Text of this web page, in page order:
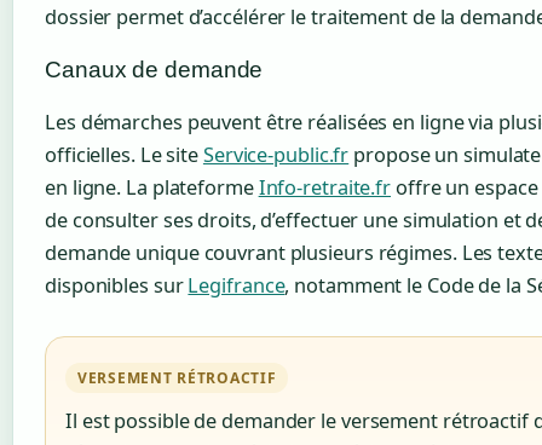
dossier permet d’accélérer le traitement de la
Canaux de demande
Les démarches peuvent être réalisées en ligne via
officielles. Le siteService-public.fr propose un
en ligne. La plateformeInfo-retraite.fr offre un
de consulter ses droits, d’effectuer une simulation et
demande unique couvrant plusieurs régimes. Les
disponibles surLegifrance, notamment le Code de la
VERSEMENT RÉTROACTIF
Il est possible de demander le versement rétroactif